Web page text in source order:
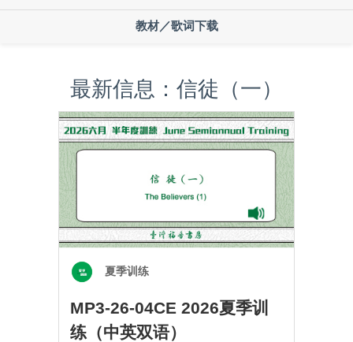
教材／歌词下载
最新信息：信徒（一）
夏季训练
MP3-26-04CE 2026夏季训
练（中英双语）